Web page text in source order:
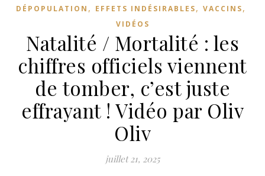
DÉPOPULATION , EFFETS INDÉSIRABLES, VACCINS,
VIDÉOS
Natalité / Mortalité : les
chiffres officiels viennent
de tomber, c’est juste
effrayant ! Vidéo par Oliv
Oliv
juillet 21, 2025